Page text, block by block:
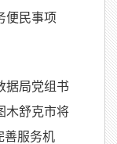
便民事项
据局党组书
木舒克市将
善服务机